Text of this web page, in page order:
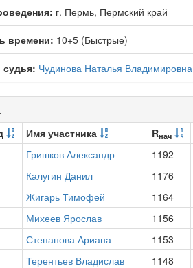
г. Пермь, Пермский край
времени: 10+5 (Быстрые)
Чудинова Наталья Владимировна
Имя участника Rнач
Гришков Александр 1192
Калугин Данил 1176
Жигарь Тимофей 1164
Михеев Ярослав 1156
Степанова Ариана 1153
Терентьев Владислав 1148